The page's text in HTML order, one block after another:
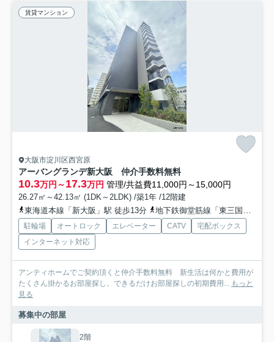
賃貸マンション
大阪市淀川区西宮原
アーバングランデ新大阪 仲介手数料無料
10.3万円～17.3万円 管理/共益費11,000円～15,000円
26.27㎡～42.13㎡ (1DK～2LDK) /築1年 /12階建
東海道本線「新大阪」駅 徒歩13分
地下鉄御堂筋線「東三国」駅 徒歩14分
駐輪場 オートロック エレベーター CATV
宅配ボックス
インターネット対応
アンティホームでご契約頂くと仲介手数料無料 新生活は何かと費用が
たくさん掛かるお部屋探し。できるだけお部屋探しの初期費用...
もっと
見る
募集中の部屋
2階